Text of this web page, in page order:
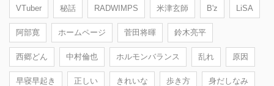
VTuber 秘話 RADWIMPS 米津玄師 B'z LiSA
阿部寛 ホームページ 菅田将暉 鈴木亮平
西郷どん 中村倫也 ホルモンバランス 乱れ 原因
早寝早起き 正しい きれいな 歩き方 身だしなみ